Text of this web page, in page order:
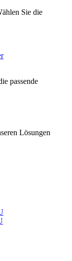
Sie die
passende
Lösungen